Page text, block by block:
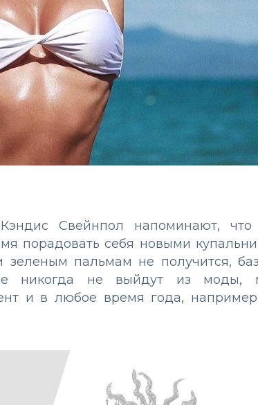
Свейнпол напоминают, что
порадовать себя новыми
пальмам не получится,
никогда не выйдут из моды,
и в любое время года,